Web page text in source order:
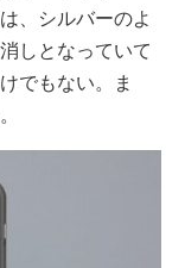
、シルバーのよ
しとなっていて
でもない。ま